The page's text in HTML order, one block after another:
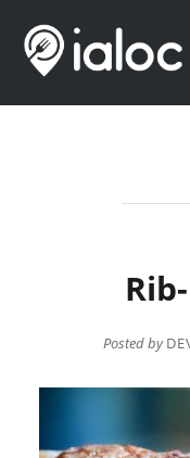
content
Posted by